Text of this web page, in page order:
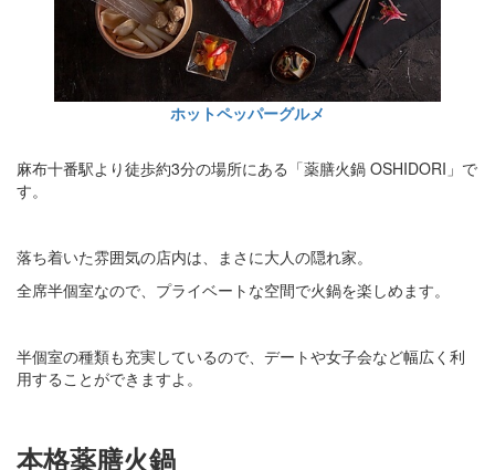
ホットペッパーグルメ
麻布十番駅より徒歩約3分の場所にある「薬膳火鍋 OSHIDORI」で
す。
落ち着いた雰囲気の店内は、まさに大人の隠れ家。
全席半個室なので、プライベートな空間で火鍋を楽しめます。
半個室の種類も充実しているので、デートや女子会など幅広く利
用することができますよ。
本格薬膳火鍋